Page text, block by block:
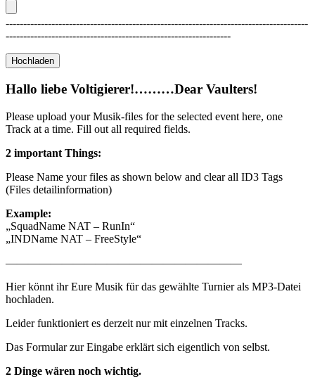
--------------------------------------------------------------------------------------
----------------------------------------------------------------
Hallo liebe Voltigierer!………Dear Vaulters!
Please upload your Musik-files for the selected event here, one
Track at a time. Fill out all required fields.
2 important Things:
Please Name your files as shown below and clear all ID3 Tags
(Files detailinformation)
Example:
„SquadName NAT – RunIn“
„INDName NAT – FreeStyle“
—————————————————————
Hier könnt ihr Eure Musik für das gewählte Turnier als MP3-Datei
hochladen.
Leider funktioniert es derzeit nur mit einzelnen Tracks.
Das Formular zur Eingabe erklärt sich eigentlich von selbst.
2 Dinge wären noch wichtig.